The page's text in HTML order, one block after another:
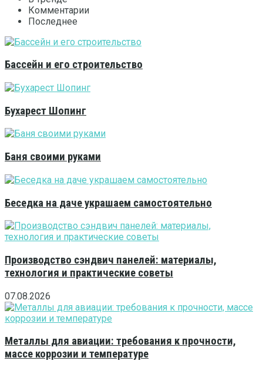
Комментарии
Последнее
Бассейн и его строительство
Бухарест Шопинг
Баня своими руками
Беседка на даче украшаем самостоятельно
Производство сэндвич панелей: материалы,
технология и практические советы
07.08.2026
Металлы для авиации: требования к прочности,
массе коррозии и температуре